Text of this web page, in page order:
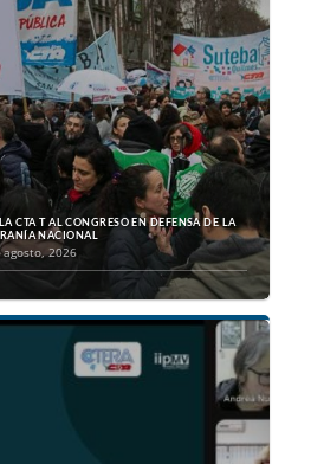
CTA T AL CONGRESO EN DEFENSA DE LA
NACIONAL
agosto, 2026